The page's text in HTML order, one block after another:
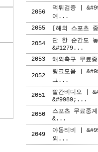
2056
먹튀검증 |
여...
2055
[해외 스포츠
2054
단 한 순간도
&#1279...
2053
해외축구 무료
2052
링크모음 |
그...
2051
빨간비디오 |
&#9989;...
2050
스포츠 무료중
&...
2049
야동티비 |
외...